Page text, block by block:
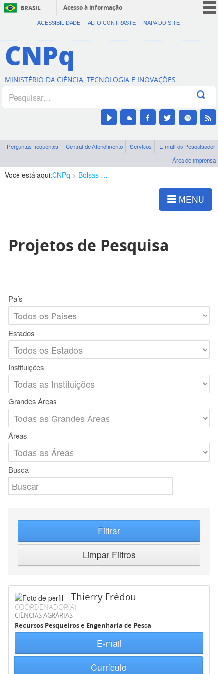
BRASIL
Acesso à informação
CORONAVÍRUS (COVID-19)
Canais
ACESSIBILIDADE ALTO CONTRASTE MAPA DO SITE
CNPq
MINISTÉRIO DA CIÊNCIA, TECNOLOGIA E INOVAÇÕES
Perguntas frequentes Central de Atendimento Serviços
E-mail do Pesquisador
Área de imprensa
Você está aqui:CNPq Bolsas e Auxílios Vigentes
MENU
Projetos de Pesquisa
País
Estados
Instituições
Grandes Áreas
Áreas
Busca
Filtrar
Limpar Filtros
Thierry Frédou
COORDENADOR(A)
CIÊNCIAS AGRÁRIAS
Recursos Pesqueiros e Engenharia de Pesca
E-mail
Currículo